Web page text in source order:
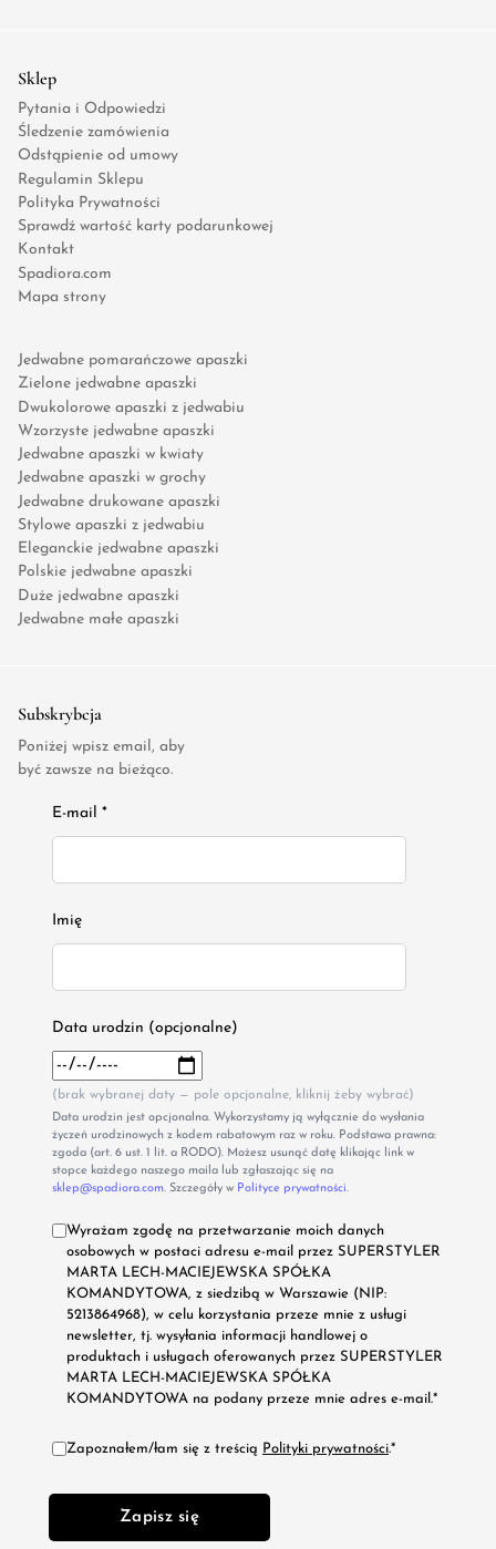
Sklep
Pytania i Odpowiedzi
Śledzenie zamówienia
Odstąpienie od umowy
Regulamin Sklepu
Polityka Prywatności
Sprawdź wartość karty podarunkowej
Kontakt
Spadiora.com
Mapa strony
Jedwabne pomarańczowe apaszki
Zielone jedwabne apaszki
Dwukolorowe apaszki z jedwabiu
Wzorzyste jedwabne apaszki
Jedwabne apaszki w kwiaty
Jedwabne apaszki w grochy
Jedwabne drukowane apaszki
Stylowe apaszki z jedwabiu
Eleganckie jedwabne apaszki
Polskie jedwabne apaszki
Duże jedwabne apaszki
Jedwabne małe apaszki
Subskrybcja
Poniżej wpisz email, aby
być zawsze na bieżąco.
E-mail *
Imię
Data urodzin (opcjonalne)
(brak wybranej daty — pole opcjonalne, kliknij żeby wybrać)
Data urodzin jest opcjonalna. Wykorzystamy ją wyłącznie do wysłania
życzeń urodzinowych z kodem rabatowym raz w roku. Podstawa prawna:
zgoda (art. 6 ust. 1 lit. a RODO). Możesz usunąć datę klikając link w
stopce każdego naszego maila lub zgłaszając się na
sklep@spadiora.com. Szczegóły w Polityce prywatności.
Wyrażam zgodę na przetwarzanie moich danych
osobowych w postaci adresu e-mail przez SUPERSTYLER
MARTA LECH-MACIEJEWSKA SPÓŁKA
KOMANDYTOWA, z siedzibą w Warszawie (NIP:
5213864968), w celu korzystania przeze mnie z usługi
newsletter, tj. wysyłania informacji handlowej o
produktach i usługach oferowanych przez SUPERSTYLER
MARTA LECH-MACIEJEWSKA SPÓŁKA
KOMANDYTOWA na podany przeze mnie adres e-mail.*
Zapoznałem/łam się z treścią Polityki prywatności.*
Zapisz się